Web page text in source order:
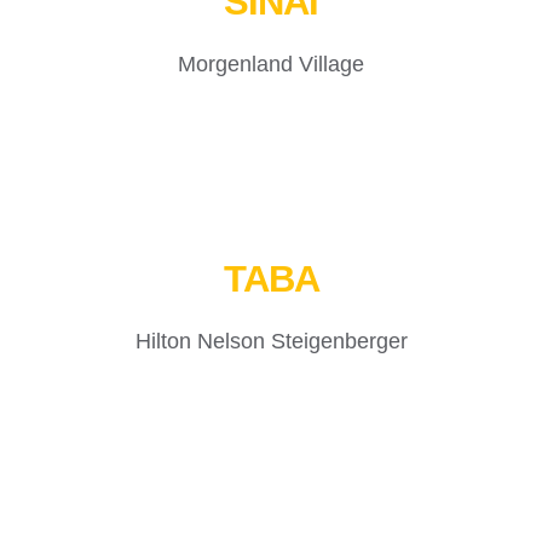
Morgenland Village
TABA
Hilton Nelson Steigenberger